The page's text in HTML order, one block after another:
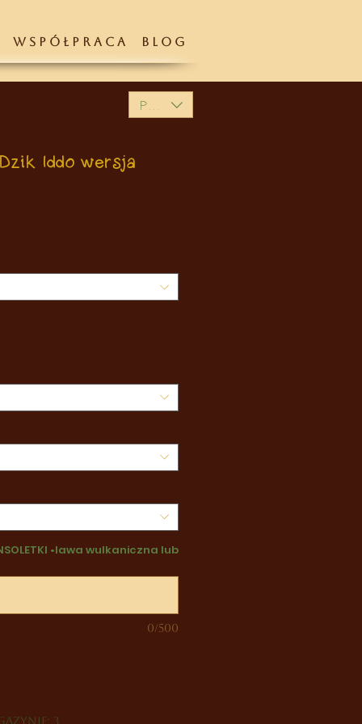
W S P Ó Ł P R A C A B L O G
PLN (zł)
Iddo wersja
•lawa wulkaniczna lub
0/500
3